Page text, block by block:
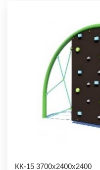
КК-15 3700х2400х2400